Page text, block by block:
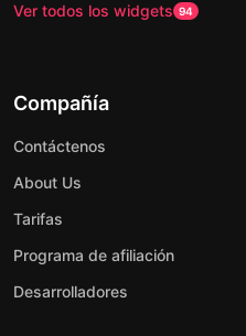
Ver todos los widgets 94
Compañía
Contáctenos
About Us
Tarifas
Programa de afiliación
Desarrolladores